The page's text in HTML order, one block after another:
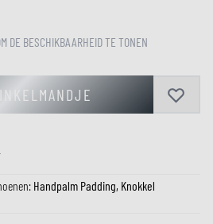
DE BESCHIKBAARHEID TE TONEN
Handpalm Padding, Knokkel